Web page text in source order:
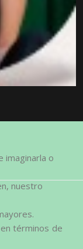
imaginarla o
nuestro
términos de